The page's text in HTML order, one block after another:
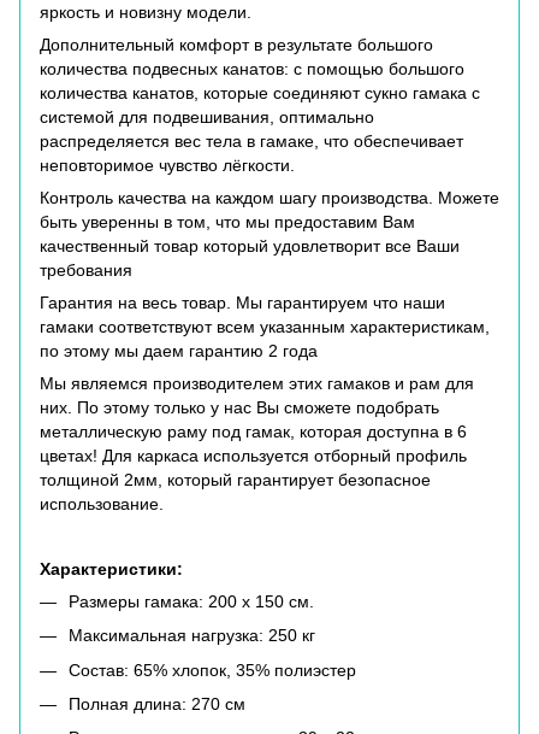
яркость и новизну модели.
Дополнительный комфорт в результате большого
количества подвесных канатов: с помощью большого
количества канатов, которые соединяют сукно гамака с
системой для подвешивания, оптимально
распределяется вес тела в гамаке, что обеспечивает
неповторимое чувство лёгкости.
Контроль качества на каждом шагу производства. Можете
быть уверенны в том, что мы предоставим Вам
качественный товар который удовлетворит все Ваши
требования
Гарантия на весь товар. Мы гарантируем что наши
гамаки соответствуют всем указанным характеристикам,
по этому мы даем гарантию 2 года
Мы являемся производителем этих гамаков и рам для
них. По этому только у нас Вы сможете подобрать
металлическую раму под гамак, которая доступна в 6
цветах! Для каркаса используется отборный профиль
толщиной 2мм, который гарантирует безопасное
использование.
Характеристики:
Размеры гамака: 200 х 150 см.
Максимальная нагрузка: 250 кг
Состав: 65% хлопок, 35% полиэстер
Полная длина: 270 см